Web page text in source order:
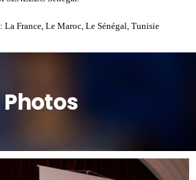
La France, Le Maroc, Le Sénégal, Tunisie
Photos